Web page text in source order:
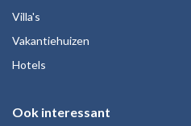
Villa's
Vakantiehuizen
Hotels
Ook interessant